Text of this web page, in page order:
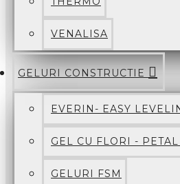
VENALISA
GELURI CONSTRUCTIE
EVERIN- EASY
GEL CU FLORI - PETAL
GELURI FSM